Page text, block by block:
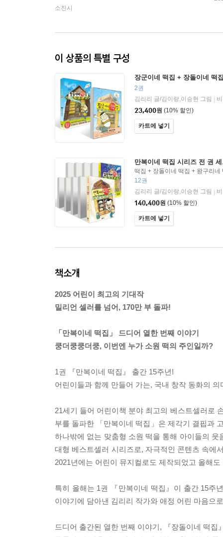
소진시
이 상품의 특별 구성
장군이네 떡집 + 장돌이네 떡
2권
김리리 글/김이랑,이승현 그림
23,400원 (10% 할인)
카트에 넣기
만복이네 떡집 시리즈 전 권
떡집 + 장돌이네 떡집 + 왕구리네
집 + 하하 자매 떡집 + 랑랑 형제
+ 달콩이네 떡집 + 양순이네 떡집
12권
김리리 글/김이랑,이승현 그림
140,400원 (10% 할인)
카트에 넣기
책소개
2025 어린이 최고의 기대작
밀리언 셀러를 넘어, 170만 부 돌파!
「만복이네 떡집」 드디어 열한 번째 이야기
쿵더쿵쿵더쿵, 이번엔 누가 소원 떡의 주인일까?
1권 『만복이네 떡집』 출간 15주년!
어린이들과 함께 만들어 가는, 국내 창작 동화의 의
21세기 들어 어린이책 분야 최고의 베스트셀러로
부를 돌파한 「만복이네 떡집」은 제각기 결핍과
하나밖에 없는 맞춤형 소원 떡을 통해 아이들의
대형 베스트셀러 시리즈로, 자극적인 콘텐츠 속에
2021년에는 어린이 뮤지컬로도 제작되었고 올해
특히 올해는 1권 『만복이네 떡집』이 출간 15주
이야기에 담아낸 김리리 작가와 애정 어린 마음으
드디어 출간된 열한 번째 이야기, 『장돌이네 떡